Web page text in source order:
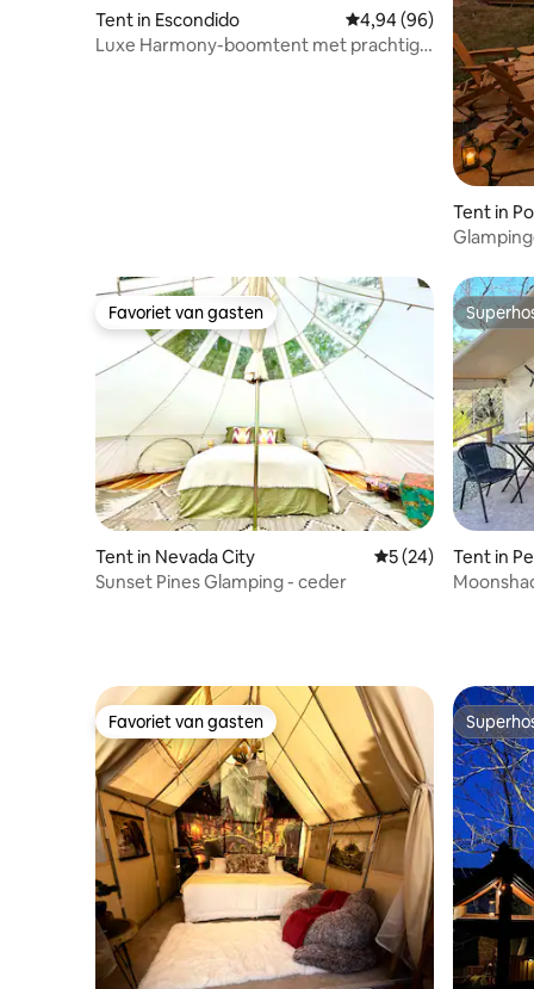
Tent in Escondido Gemiddelde
4,94 (96)
Luxe Harmony-boomtent met prachtig
Tent in
Favoriet van gasten
Favoriet van gasten
Tent in Nevada City Gemiddelde
5 (24)
Sunset Pines Glamping - ceder
Tent in
Favoriet van gasten
Favoriet van gasten